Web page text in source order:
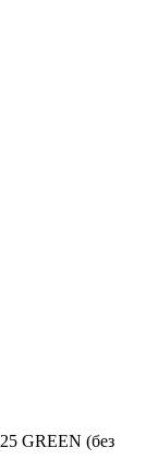
GREEN (без